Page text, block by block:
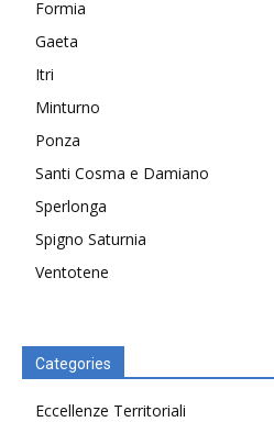
Formia
Gaeta
Itri
Minturno
Ponza
Santi Cosma e Damiano
Sperlonga
Spigno Saturnia
Ventotene
Categories
Eccellenze Territoriali